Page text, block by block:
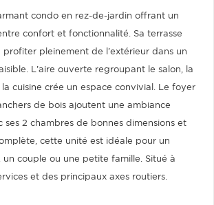
condo en rez-de-jardin offrant un
confort et fonctionnalité. Sa terrasse
pleinement de l'extérieur dans un
L'aire ouverte regroupant le salon, la
cuisine crée un espace convivial. Le foyer
de bois ajoutent une ambiance
ses 2 chambres de bonnes dimensions et
cette unité est idéale pour un
un couple ou une petite famille. Situé à
et des principaux axes routiers.